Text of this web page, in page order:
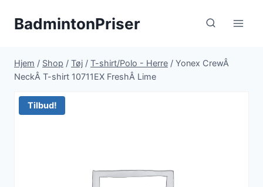
BadmintonPriser
Hjem / Shop / Tøj / T-shirt/Polo - Herre / Yonex CrewÂ
NeckÂ T-shirt 10711EX FreshÂ Lime
Tilbud!